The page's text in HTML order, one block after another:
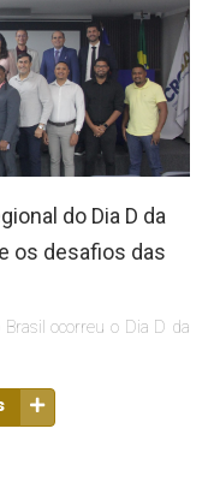
do Dia D da
os desafios das
ocorreu o Dia D da